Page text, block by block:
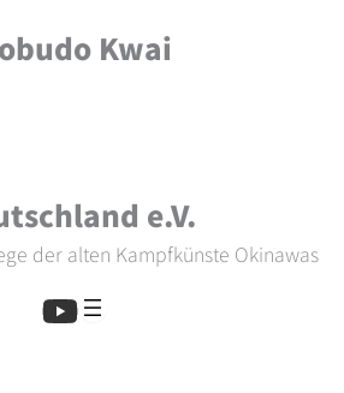
Kwai
e.V.
der alten Kampfkünste Okinawas